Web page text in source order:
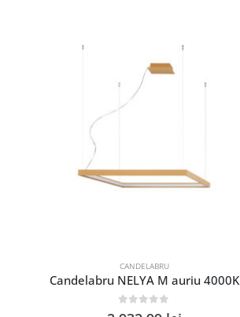
CANDELABRU
Candelabru NELYA M auriu 4000K
out of 5